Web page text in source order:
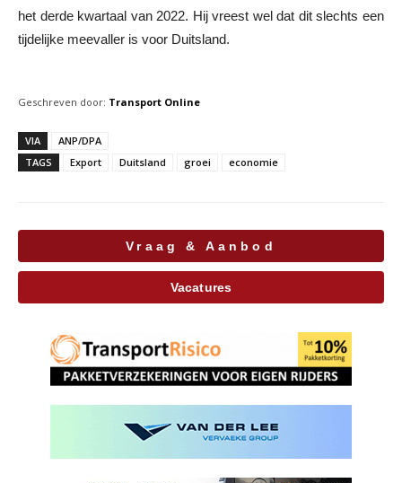
het derde kwartaal van 2022. Hij vreest wel dat dit slechts een
tijdelijke meevaller is voor Duitsland.
Geschreven door: Transport Online
VIA
ANP/DPA
TAGS
Export Duitsland groei economie
Vraag & Aanbod
Vacatures